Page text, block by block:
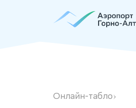
Онлайн-табло